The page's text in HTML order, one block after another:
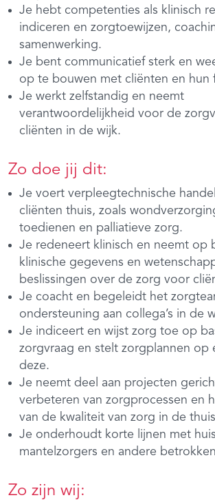
Je hebt competenties als klinisch
indiceren en zorgtoewijzen,
samenwerking.
Je bent communicatief sterk en
op te bouwen met cliënten en hun
Je werkt zelfstandig en neemt
verantwoordelijkheid voor de
cliënten in de wijk.
Zo doe jij dit:
Je voert verpleegtechnische
cliënten thuis, zoals
toedienen en palliatieve zorg.
Je redeneert klinisch en neemt op
klinische gegevens en
beslissingen over de zorg voor
Je coacht en begeleidt het
ondersteuning aan collega’s in de
Je indiceert en wijst zorg toe op
zorgvraag en stelt zorgplannen op
deze.
Je neemt deel aan projecten
verbeteren van zorgprocessen en
van de kwaliteit van zorg in de
Je onderhoudt korte lijnen met
mantelzorgers en andere
Zo zijn wij: